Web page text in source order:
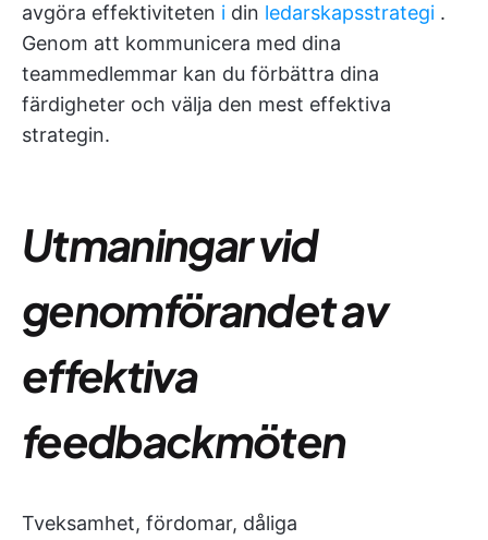
avgöra effektiviteten i din ledarskapsstrategi .
Genom att kommunicera med dina
teammedlemmar kan du förbättra dina
färdigheter och välja den mest effektiva
strategin.
Utmaningar vid
genomförandet av
effektiva
feedbackmöten
Tveksamhet, fördomar, dåliga